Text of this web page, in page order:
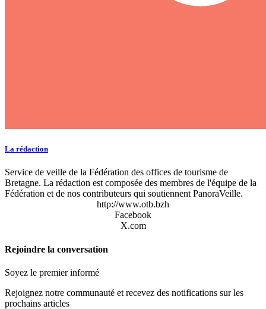
La rédaction
Service de veille de la Fédération des offices de tourisme de
Bretagne. La rédaction est composée des membres de l'équipe de la
Fédération et de nos contributeurs qui soutiennent PanoraVeille.
http://www.otb.bzh
Facebook
X.com
Rejoindre la conversation
Soyez le premier informé
Rejoignez notre communauté et recevez des notifications sur les
prochains articles